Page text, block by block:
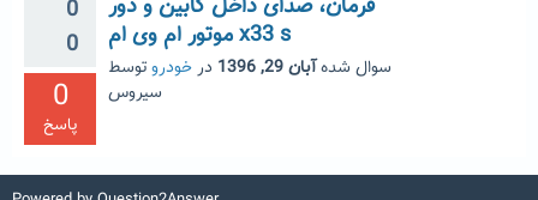
0
0
0
پاسخ
فرمان، صدای داخل کابین و دور
موتور ام وی ام x33 s
سوال شدهآبان 29, 1396 درخودروتوسط
سیروس